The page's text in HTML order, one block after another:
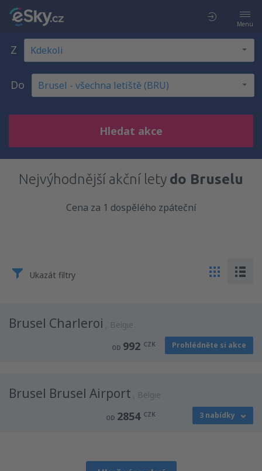
Menu
Z
Do
Hledat akce
Nejvýhodnější akční lety do Bruselu
Cena za 1 dospělého zpáteční
Ukazát filtry
Brusel Charleroi Belgie
OD 992 CZK Prohlédněte si akce
Brusel Brusel Airport Belgie
OD 2854 CZK 3 nabídky
2854